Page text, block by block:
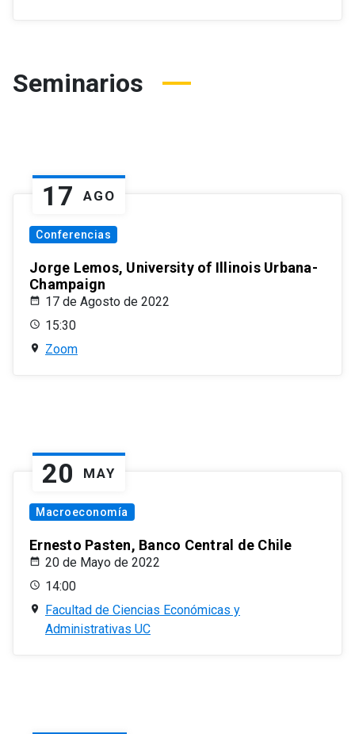
Seminarios
17 AGO
Conferencias
Jorge Lemos, University of Illinois Urbana-
Champaign
17 de Agosto de 2022
15:30
Zoom
20 MAY
Macroeconomía
Ernesto Pasten, Banco Central de Chile
20 de Mayo de 2022
14:00
Facultad de Ciencias Económicas y
Administrativas UC